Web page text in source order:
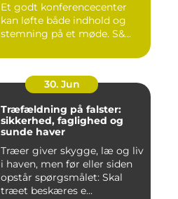
Et godt konferencecenter
kan løfte både indhold og
stemning på et møde. S&...
30. Jun
Træfældning på falster:
sikkerhed, faglighed og
sunde haver
Træer giver skygge, læ og liv
i haven, men før eller siden
opstår spørgsmålet: Skal
træet beskæres e...